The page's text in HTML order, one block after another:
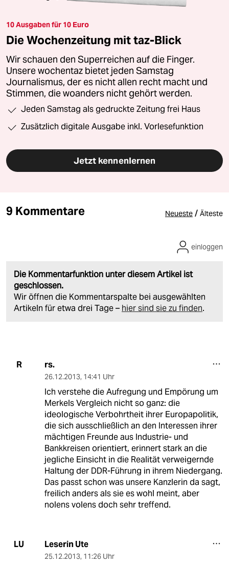
10 Ausgaben für 10 Euro
Die Wochenzeitung mit taz-Blick
Wir schauen den Superreichen auf die Finger.
Unsere wochentaz bietet jeden Samstag
Journalismus, der es nicht allen recht macht und
Stimmen, die woanders nicht gehört werden.
Jeden Samstag als gedruckte Zeitung frei Haus
Zusätzlich digitale Ausgabe inkl. Vorlesefunktion
Jetzt kennenlernen
9 Kommentare Neueste / Älteste
Die Kommentarfunktion unter diesem Artikel ist
geschlossen.
Wir öffnen die Kommentarspalte bei ausgewählten
Artikeln für etwa drei Tage – hier sind sie zu finden.
einloggen
R rs.
26.12.2013, 14:41 Uhr
Ich verstehe die Aufregung und Empörung um
Merkels Vergleich nicht so ganz: die
ideologische Verbohrtheit ihrer Europapolitik,
die sich ausschließlich an den Interessen ihrer
mächtigen Freunde aus Industrie- und
Bankkreisen orientiert, erinnert stark an die
jegliche Einsicht in die Realität verweigernde
Haltung der DDR-Führung in ihrem Niedergang.
Das passt schon was unsere Kanzlerin da sagt,
freilich anders als sie es wohl meint, aber
nolens volens doch sehr treffend.
LU Leserin Ute
25.12.2013, 11:26 Uhr